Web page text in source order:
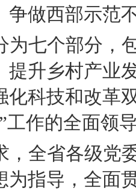
争做西部示范
为七个部分
提升乡村产业
化科技和改革
工作的全面领
，全省各级
为指导，全面